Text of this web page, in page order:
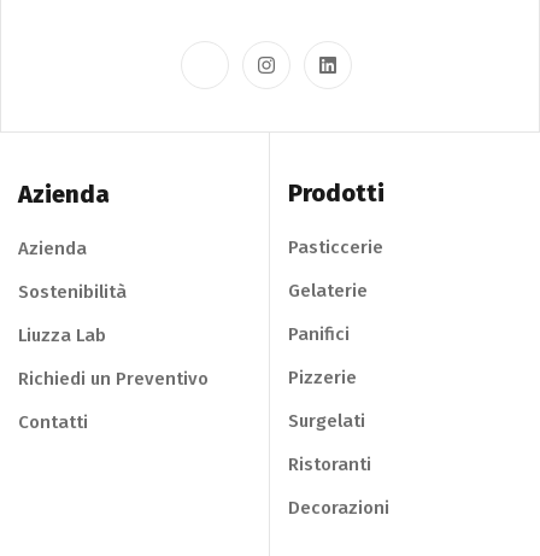
Azienda
Azienda
Sostenibilità
Liuzza Lab
Richiedi un Preventivo
Contatti
Prodotti
Pasticcerie
Gelaterie
Panifici
Pizzerie
Surgelati
Ristoranti
Decorazioni